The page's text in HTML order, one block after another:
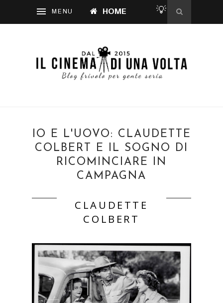
HOME 💡
IO E L'UOVO: CLAUDETTE
COLBERT E IL SOGNO DI
RICOMINCIARE IN
CAMPAGNA
CLAUDETTE
COLBERT